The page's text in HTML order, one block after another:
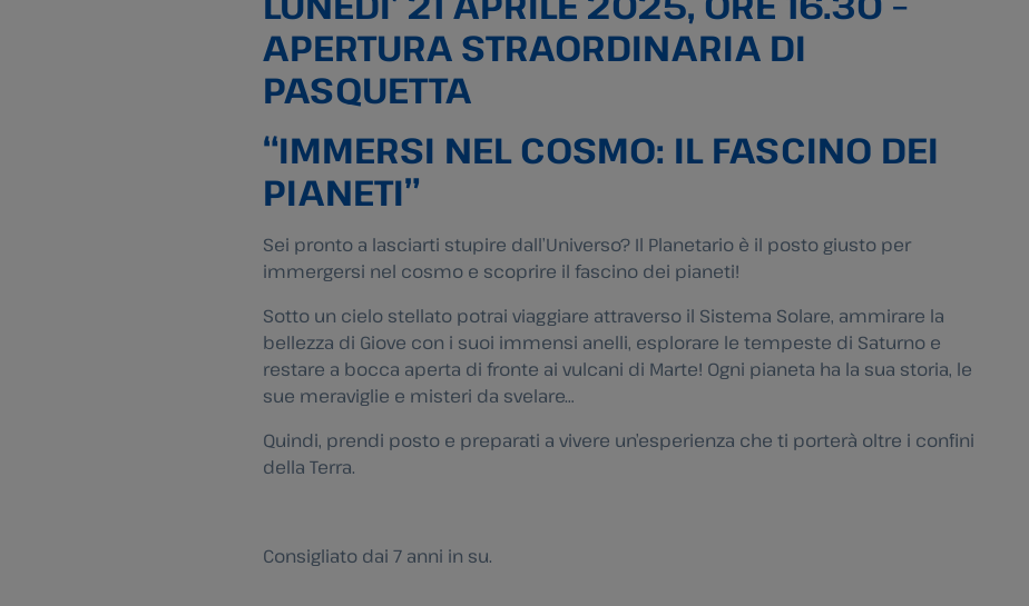
APERTURA STRAORDINARIA DI
PASQUETTA
“IMMERSI NEL COSMO: IL FASCINO DEI
PIANETI”
Sei pronto a lasciarti stupire dall’Universo? Il Planetario è il posto giusto per
immergersi nel cosmo e scoprire il fascino dei pianeti!
Sotto un cielo stellato potrai viaggiare attraverso il Sistema Solare, ammirare la
bellezza di Giove con i suoi immensi anelli, esplorare le tempeste di Saturno e
restare a bocca aperta di fronte ai vulcani di Marte! Ogni pianeta ha la sua storia, le
sue meraviglie e misteri da svelare…
Quindi, prendi posto e preparati a vivere un’esperienza che ti porterà oltre i confini
della Terra.
Consigliato dai 7 anni in su.